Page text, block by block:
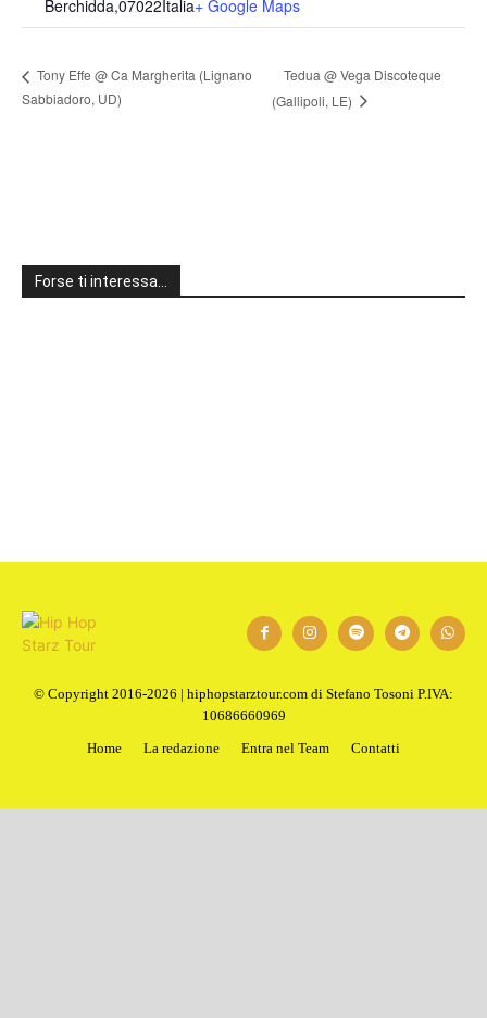
Berchidda,07022Italia+ Google Maps
Tony Effe @ Ca Margherita (Lignano
Sabbiadoro, UD)
Tedua @ Vega Discoteque
(Gallipoli, LE)
Forse ti interessa…
1
© Copyright 2016-2026 | hiphopstarztour.com di Stefano Tosoni P.IVA:
10686660969
Home
La redazione Entra nel Team Contatti